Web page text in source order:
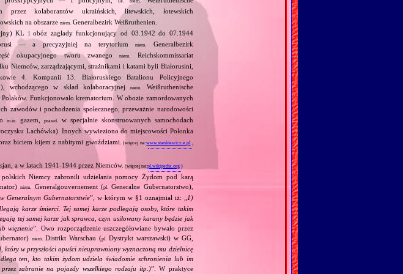
przez kolaborantów ukraińskich, litewskich, łotewskich
na obszarzeniem. Generalbezirk Weißruthenien.
KL i obóz zagłady funkcjonujący od 03.1942 do 07.1944
— a precyzyjniej na terytoriumniem.
Generalbezirk
okupacyjnego tworu zwanegoniem.
Reichskommissariat
Niemców, zarządzającymi, strażnikami i katami byli Białorusini,
4. Kompanii 13. Białoruskiego Batalionu Policyjnego
wchodzącego w skład kolaboracyjnejniem.
Weißruthenische
Funkcjonowało krematorium. W obozie zamordowanych
i pochodzenia społecznego, przeważnie narodowości
m.in. gazem, prawd.
w specjalnie skonstruowanych samochodach
Lachówka). Innych wywieziono do miejscowości Połonka
biciem kijem z nabitymi gwoździami.
(więcej na:www.stankiewicz.e.pl ,
a w latach 1941‐1944 przez Niemców. (więcej na:pl.wikipedia.org )
Niemcy zabronili udzielania pomocy Żydom pod karą
niem. Generalgouvernement (pl. Generalne Gubernatorstwo),
Generalnym Gubernatorstwie”, w którym w §1 oznajmiał iż: „
1)
karze śmierci. Tej samej karze podlegają osoby, które takim
tej samej karze jak sprawca, czyn usiłowany karany będzie jak
więzienie”. Owo rozporządzenie uszczegółowiane bywało przez
niem. Distrikt Warschau (pl. Dystrykt warszawski) w GG,
który w przyszłości opuści nieuprawniony wyznaczoną mu dzielnicę
ten, kto takim żydom udziela świadomie schronienia lub im
zabranie na pojazdy wszelkiego rodzaju itp.)”. W praktyce